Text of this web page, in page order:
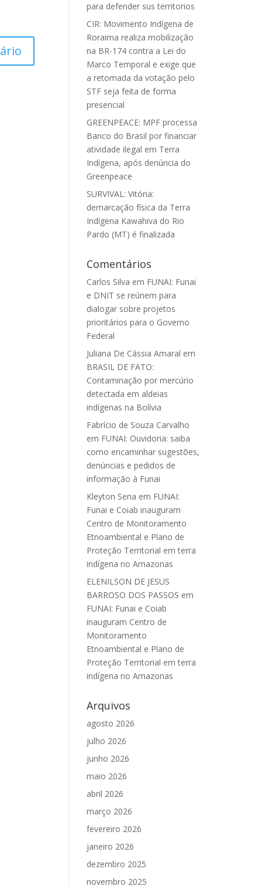
para defender sus territorios
CIR: Movimento Indígena de
Roraima realiza mobilização
na BR-174 contra a Lei do
Marco Temporal e exige que
a retomada da votação pelo
STF seja feita de forma
presencial
GREENPEACE: MPF processa
Banco do Brasil por financiar
atividade ilegal em Terra
Indígena, após denúncia do
Greenpeace
SURVIVAL: Vitória:
demarcação física da Terra
Indígena Kawahiva do Rio
Pardo (MT) é finalizada
Comentários
Carlos Silva em FUNAI: Funai
e DNIT se reúnem para
dialogar sobre projetos
prioritários para o Governo
Federal
Juliana De Cássia Amaral em
BRASIL DE FATO:
Contaminação por mercúrio
detectada em aldeias
indígenas na Bolívia
Fabrício de Souza Carvalho
em FUNAI: Ouvidoria: saiba
como encaminhar sugestões,
denúncias e pedidos de
informação à Funai
Kleyton Sena em FUNAI:
Funai e Coiab inauguram
Centro de Monitoramento
Etnoambiental e Plano de
Proteção Territorial em terra
indígena no Amazonas
ELENILSON DE JESUS
BARROSO DOS PASSOS em
FUNAI: Funai e Coiab
inauguram Centro de
Monitoramento
Etnoambiental e Plano de
Proteção Territorial em terra
indígena no Amazonas
Arquivos
agosto 2026
julho 2026
junho 2026
maio 2026
abril 2026
março 2026
fevereiro 2026
janeiro 2026
dezembro 2025
novembro 2025